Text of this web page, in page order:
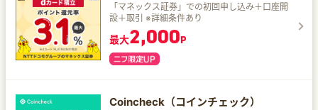
「マネックス証券」での初回申し込み＋口座開
設＋取引 ※詳細条件あり
最大2,000P
Coincheck（コインチェック）